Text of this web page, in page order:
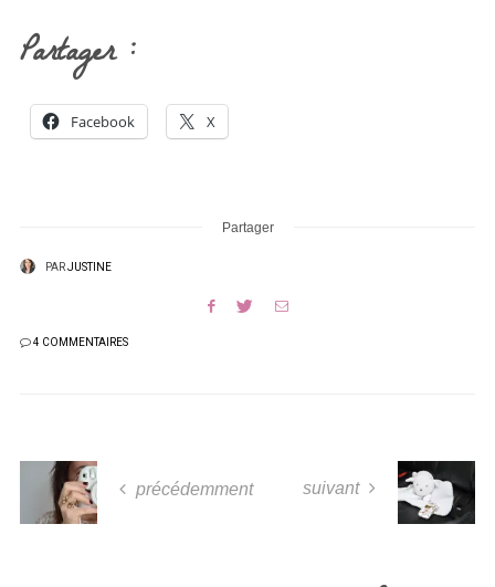
Partager :
Facebook X
Partager
PARJUSTINE
4 COMMENTAIRES
précédemment suivant